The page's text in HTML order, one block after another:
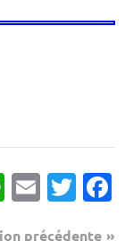
précédente